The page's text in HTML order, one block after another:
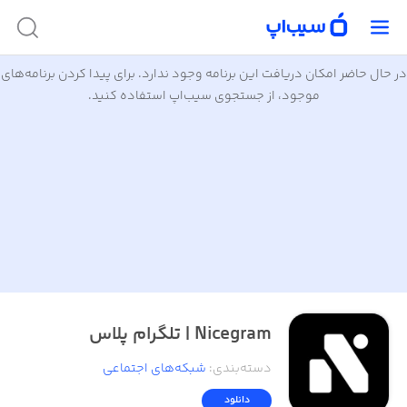
در حال حاضر امکان دریافت این برنامه وجود ندارد. برای پیدا کردن برنامه‌های
موجود، از جستجوی سیب‌اپ استفاده کنید.
Nicegram | تلگرام پلاس
دسته‌بندی: شبکه‌های اجتماعی
دانلود